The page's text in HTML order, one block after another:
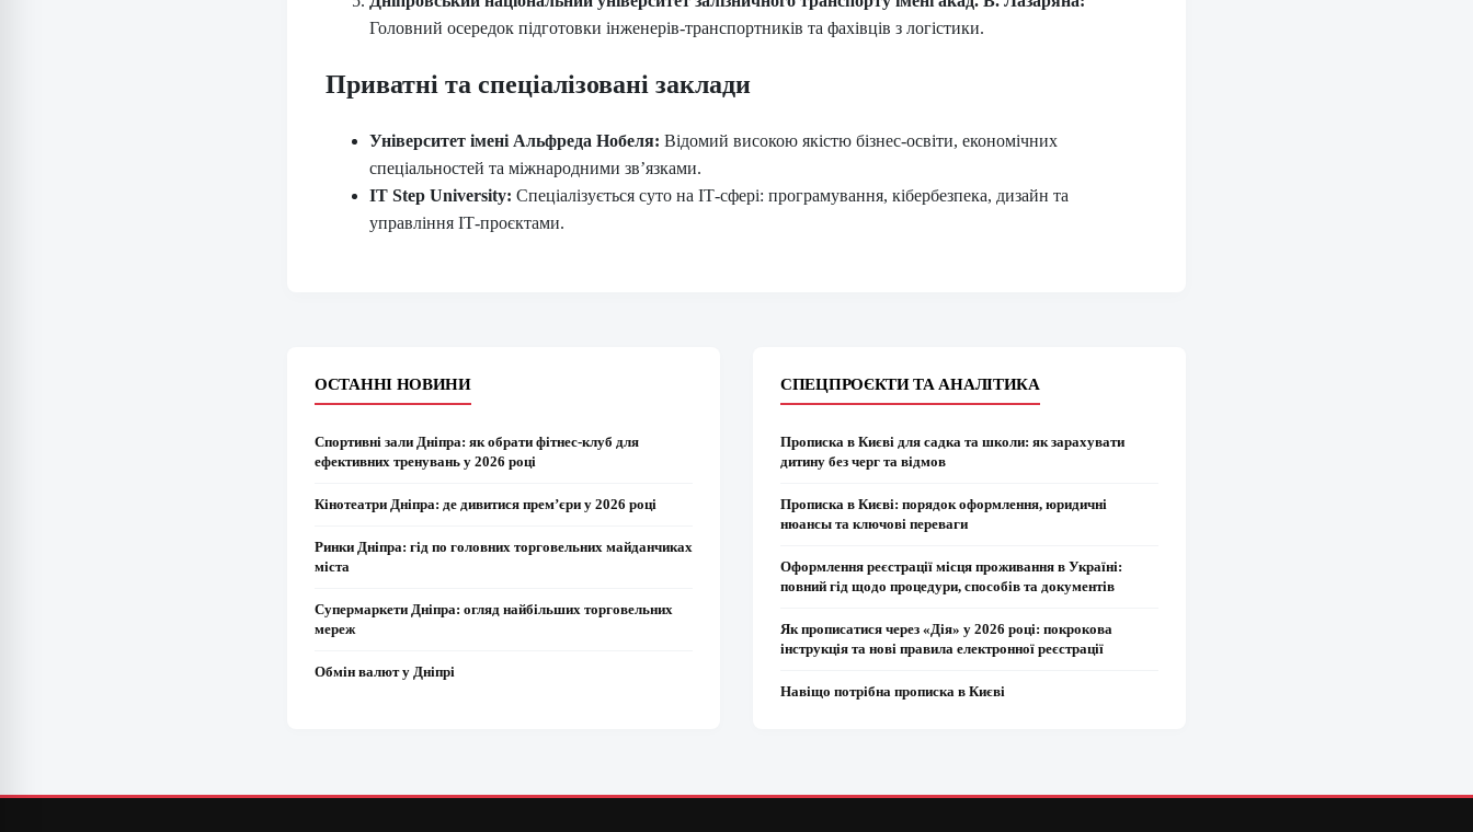
Головний осередок підготовки інженерів-транспортників та фахівців з логістики.
Приватні та спеціалізовані заклади
Університет імені Альфреда Нобеля: Відомий високою якістю бізнес-освіти, економічних
спеціальностей та міжнародними зв’язками.
IT Step University: Спеціалізується суто на ІТ-сфері: програмування, кібербезпека, дизайн та
управління ІТ-проєктами.
ОСТАННІ НОВИНИ
Спортивні зали Дніпра: як обрати фітнес-клуб для
ефективних тренувань у 2026 році
Кінотеатри Дніпра: де дивитися прем’єри у 2026 році
Ринки Дніпра: гід по головних торговельних майданчиках
міста
Супермаркети Дніпра: огляд найбільших торговельних
мереж
Обмін валют у Дніпрі
СПЕЦПРОЄКТИ ТА АНАЛІТИКА
Прописка в Києві для садка та школи: як зарахувати
дитину без черг та відмов
Прописка в Києві: порядок оформлення, юридичні
нюансы та ключові переваги
Оформлення реєстрації місця проживання в Україні:
повний гід щодо процедури, способів та документів
Як прописатися через «Дія» у 2026 році: покрокова
інструкція та нові правила електронної реєстрації
Навіщо потрібна прописка в Києві